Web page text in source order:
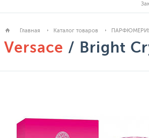
Главная Каталог товаров
Versace / Bright